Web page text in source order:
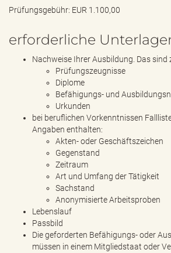
Prüfungsgebühr: EUR 1.100,00
erforderliche
Nachweise Ihrer Ausbildung. Das sind
Prüfungszeugnisse
Diplome
Befähigungs- und
Urkunden
bei beruflichen Vorkenntnissen
Angaben enthalten:
Akten- oder Geschäftszeichen
Gegenstand
Zeitraum
Art und Umfang der Tätigkeit
Sachstand
Anonymisierte Arbeitsproben
Lebenslauf
Passbild
Die geforderten Befähigungs- oder
müssen in einem Mitgliedstaat oder